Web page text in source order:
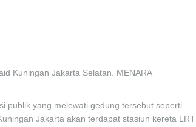
Kuningan Jakarta Selatan. MENARA
publik yang melewati gedung tersebut seperti
Jakarta akan terdapat stasiun kereta LRT